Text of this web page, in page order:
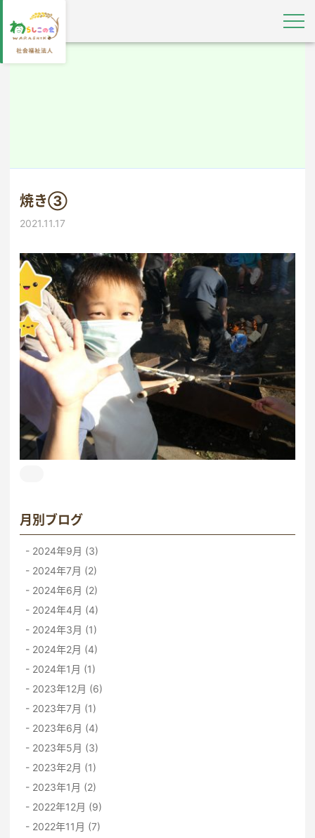
焼き③
2021.11.17
月別ブログ
2024年9月 (3)
2024年7月 (2)
2024年6月 (2)
2024年4月 (4)
2024年3月 (1)
2024年2月 (4)
2024年1月 (1)
2023年12月 (6)
2023年7月 (1)
2023年6月 (4)
2023年5月 (3)
2023年2月 (1)
2023年1月 (2)
2022年12月 (9)
2022年11月 (7)